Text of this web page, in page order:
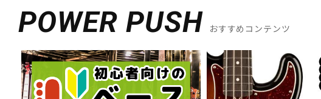
中古 ヴィンテージ
POWER PUSH おすすめコンテンツ